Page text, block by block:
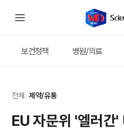
보건정책 병원/의료
전체 >제약/유통
EU 자문위 '엘러간'